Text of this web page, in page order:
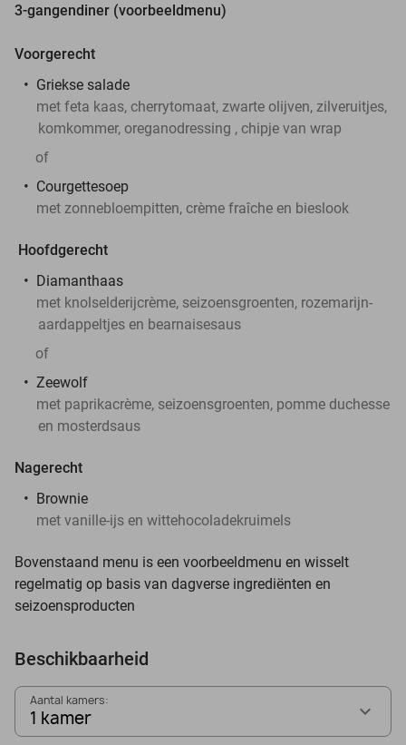
3-gangendiner (voorbeeldmenu)
Voorgerecht
Griekse salade
met feta kaas, cherrytomaat, zwarte olijven, zilveruitjes,
komkommer, oreganodressing , chipje van wrap
of
Courgettesoep
met zonnebloempitten, crème fraîche en bieslook
Hoofdgerecht
Diamanthaas
met knolselderijcrème, seizoensgroenten, rozemarijn-
aardappeltjes en bearnaisesaus
of
Zeewolf
met paprikacrème, seizoensgroenten, pomme duchesse
en mosterdsaus
Nagerecht
Brownie
met vanille-ijs en wittehocoladekruimels
Bovenstaand menu is een voorbeeldmenu en wisselt
regelmatig op basis van dagverse ingrediënten en
seizoensproducten
Beschikbaarheid
Aantal kamers:
1 kamer